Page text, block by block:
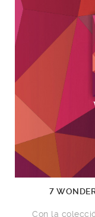
7
Con la